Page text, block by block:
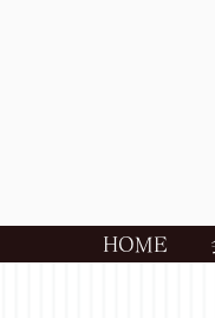
HOME